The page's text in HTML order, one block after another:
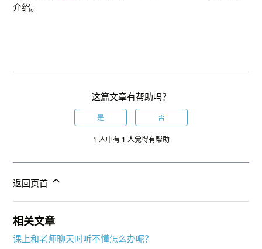
介绍。
这篇文章有帮助吗？
是 否
1 人中有 1 人觉得有帮助
返回页首
相关文章
课上和老师聊天时听不懂怎么办呢？